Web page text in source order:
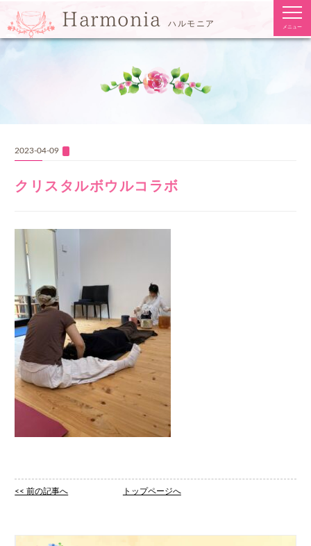
Harmonia ハルモニア メニュー
2023-04-09
クリスタルボウルコラボ
<< 前の記事へ トップページへ